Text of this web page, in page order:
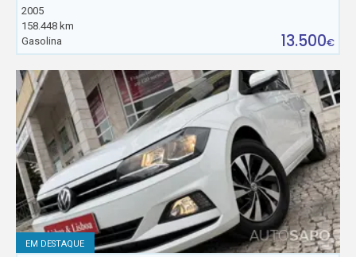
2005
158.448 km
Gasolina
13.500€
EM DESTAQUE